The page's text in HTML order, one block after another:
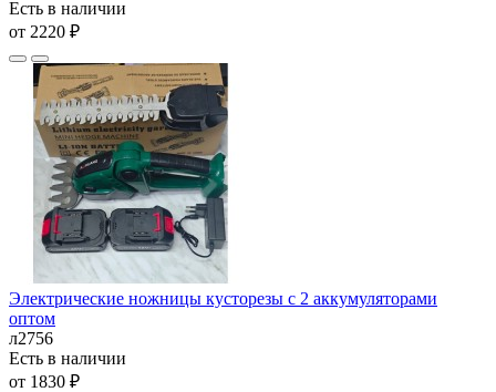
Есть в наличии
от 2220 ₽
Электрические ножницы кусторезы с 2 аккумуляторами
оптом
л2756
Есть в наличии
от 1830 ₽